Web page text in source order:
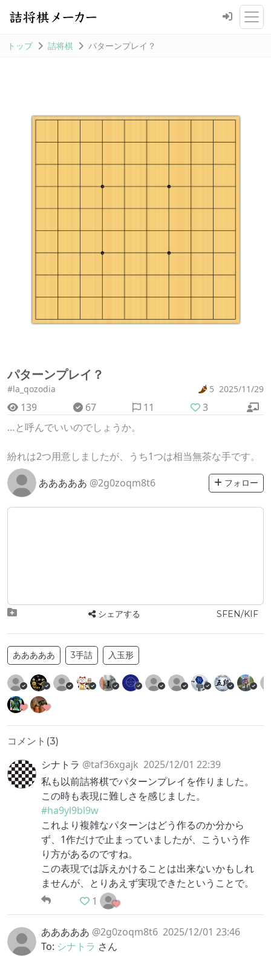
トップ 詰将棋 パターンプレイ？
パターンプレイ？
#la_qozodia 5 2025/11/29
139 67 11
3
…と呼んでいいのでしょうか。
紛れは2つ用意しましたが、うち1つは相当無茶な手です。
あああああ @2g0zoqm8t6 フォロー
シェアする SFEN/KIF
あああああ 3手詰 入玉形
コメント(3)
シナトラ @taf36xgajk 2025/12/01 22:39
私も以前詰将棋でパターンプレイを作りました。
この時も表現に難しさを感じました。
#ha9yl9bl9w
これより複雑なパターンはどう作るのか分から
ず、1作だけで止まっていましたが、こういう作
り方があるのですね。
この表現では訴えかけることは出来ないかもしれ
ませんが、とりあえず実現できたということで。
1
あああああ @2g0zoqm8t6 2025/12/01 23:46
To: シナトラ さん